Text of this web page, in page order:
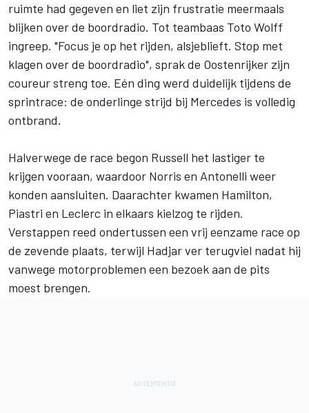
ruimte had gegeven en liet zijn frustratie meermaals
blijken over de boordradio. Tot teambaas Toto Wolff
ingreep. "Focus je op het rijden, alsjeblieft. Stop met
klagen over de boordradio", sprak de Oostenrijker zijn
coureur streng toe. Eén ding werd duidelijk tijdens de
sprintrace: de onderlinge strijd bij Mercedes is volledig
ontbrand.
Halverwege de race begon Russell het lastiger te
krijgen vooraan, waardoor Norris en Antonelli weer
konden aansluiten. Daarachter kwamen Hamilton,
Piastri en Leclerc in elkaars kielzog te rijden.
Verstappen reed ondertussen een vrij eenzame race op
de zevende plaats, terwijl Hadjar ver terugviel nadat hij
vanwege motorproblemen een bezoek aan de pits
moest brengen.